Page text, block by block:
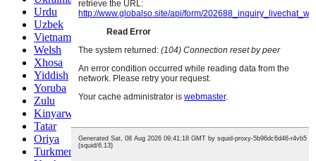
Urdu
Uzbek
Vietnamese
Welsh
Xhosa
Yiddish
Yoruba
Zulu
Kinyarwanda
Tatar
Oriya
Turkmen